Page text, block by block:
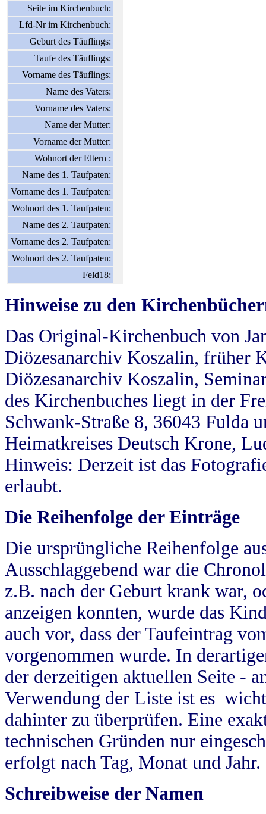
Seite im Kirchenbuch:
Lfd-Nr im Kirchenbuch:
Geburt des Täuflings:
Taufe des Täuflings:
Vorname des Täuflings:
Name des Vaters:
Vorname des Vaters:
Name der Mutter:
Vorname der Mutter:
Wohnort der Eltern :
Name des 1. Taufpaten:
Vorname des 1. Taufpaten:
Wohnort des 1. Taufpaten:
Name des 2. Taufpaten:
Vorname des 2. Taufpaten:
Wohnort des 2. Taufpaten:
Feld18:
Hinweise zu den
Das Original-Kirchenbuch von
Diözesanarchiv Koszalin, früher
Diözesanarchiv Koszalin,
des Kirchenbuches liegt in der
Schwank-Straße 8, 36043 Fulda
Heimatkreises Deutsch Krone,
Hinweis: Derzeit ist das
erlaubt.
Die Reihenfolge der Einträge
Die ursprüngliche Reihenfolge
Ausschlaggebend war die
z.B. nach der Geburt krank war,
anzeigen konnten, wurde das
auch vor, dass der Taufeintrag
vorgenommen wurde. In
der derzeitigen aktuellen Seite -
Verwendung der Liste ist es
dahinter zu überprüfen. Eine
technischen Gründen nur
erfolgt nach Tag, Monat und Jahr.
Schreibweise der Namen